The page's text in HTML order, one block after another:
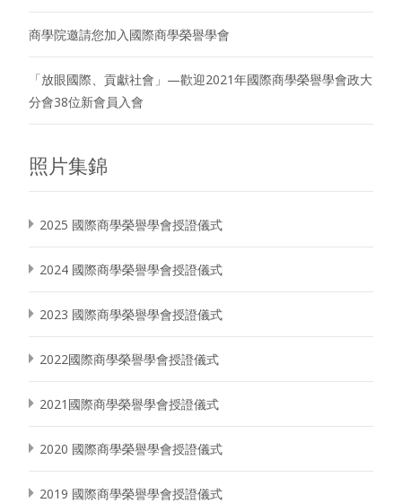
商學院邀請您加入國際商學榮譽學會
「放眼國際、貢獻社會」—歡迎2021年國際商學榮譽學會政大
分會38位新會員入會
照片集錦
2025 國際商學榮譽學會授證儀式
2024 國際商學榮譽學會授證儀式
2023 國際商學榮譽學會授證儀式
2022國際商學榮譽學會授證儀式
2021國際商學榮譽學會授證儀式
2020 國際商學榮譽學會授證儀式
2019 國際商學榮譽學會授證儀式